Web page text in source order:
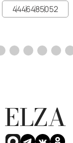
4446485052
ELZA